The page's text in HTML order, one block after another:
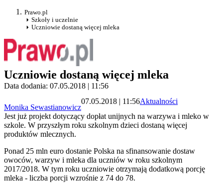
Prawo.pl
Szkoły i uczelnie
Uczniowie dostaną więcej mleka
Uczniowie dostaną więcej mleka
Data dodania: 07.05.2018 | 11:56
Monika Sewastianowicz
07.05.2018 | 11:56Aktualności
Jest już projekt dotyczący dopłat unijnych na warzywa i mleko w
szkole. W przyszłym roku szkolnym dzieci dostaną więcej
produktów mlecznych.
Ponad 25 mln euro dostanie Polska na sfinansowanie dostaw
owoców, warzyw i mleka dla uczniów w roku szkolnym
2017/2018. W tym roku uczniowie otrzymają dodatkową porcję
mleka - liczba porcji wzrośnie z 74 do 78.